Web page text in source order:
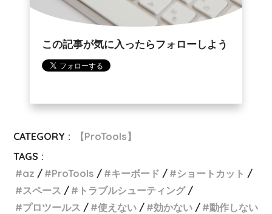
この記事が気に入ったらフォローしよう
CATEGORY :
【ProTools】
TAGS :
az
ProTools キーボード
ショートカット
スペース
トラブルシューティング
プロツールス
使えない 効かない 動作しない